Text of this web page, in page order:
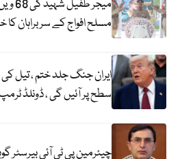
میجر
مسلح افواج کے سربراہان
ایران جنگ جلد ختم ، تیل
سطح پر آئیں گی ، ڈونلڈ
چیئرمین پی ٹی آئی بیرسٹر